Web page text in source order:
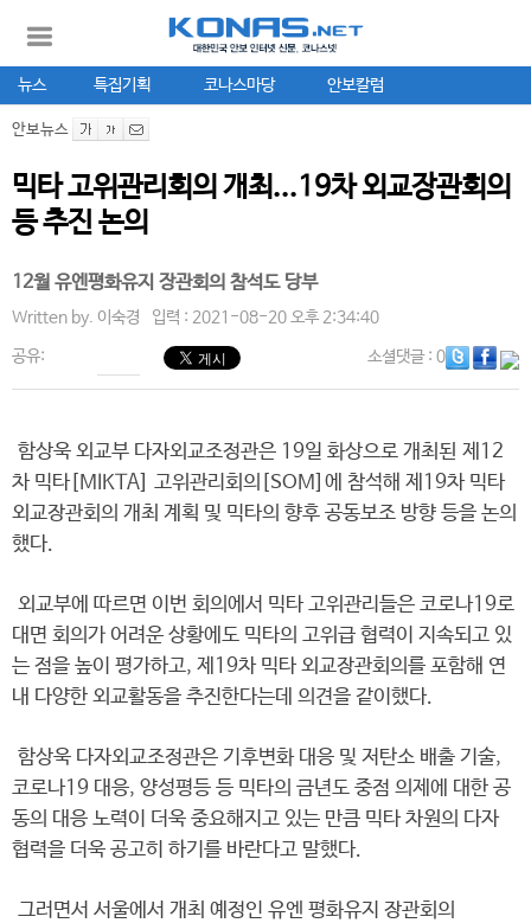
뉴스 특집기획 코나스마당 안보칼럼
안보뉴스
믹타 고위관리회의 개최...19차 외교장관회의
등 추진 논의
12월 유엔평화유지 장관회의 참석도 당부
Written by. 이숙경 입력 : 2021-08-20 오후 2:34:40
공유: 소셜댓글: 0
함상욱 외교부 다자외교조정관은 19일 화상으로 개최된 제12
차 믹타[MIKTA] 고위관리회의[SOM]에 참석해 제19차 믹타
외교장관회의 개최 계획 및 믹타의 향후 공동보조 방향 등을 논의
했다.
외교부에 따르면 이번 회의에서 믹타 고위관리들은 코로나19로
대면 회의가 어려운 상황에도 믹타의 고위급 협력이 지속되고 있
는 점을 높이 평가하고, 제19차 믹타 외교장관회의를 포함해 연
내 다양한 외교활동을 추진한다는데 의견을 같이했다.
함상욱 다자외교조정관은 기후변화 대응 및 저탄소 배출 기술,
코로나19 대응, 양성평등 등 믹타의 금년도 중점 의제에 대한 공
동의 대응 노력이 더욱 중요해지고 있는 만큼 믹타 차원의 다자
협력을 더욱 공고히 하기를 바란다고 말했다.
그러면서 서울에서 개최 예정인 유엔 평화유지 장관회의